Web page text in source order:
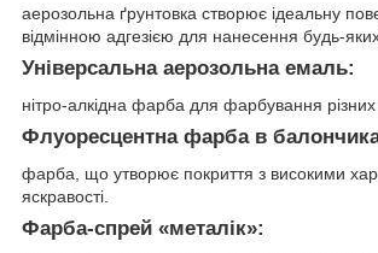
аерозольна ґрунтовка створює ідеальну
відмінною адгезією для нанесення будь-
Універсальна аерозольна емаль:
нітро-алкідна фарба для фарбування різних
Флуоресцентна фарба в
фарба, що утворює покриття з високими
яскравості.
Фарба-спрей «металік»: